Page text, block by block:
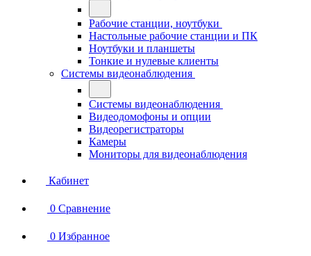
Рабочие станции, ноутбуки
Настольные рабочие станции и ПК
Ноутбуки и планшеты
Тонкие и нулевые клиенты
Системы видеонаблюдения
Системы видеонаблюдения
Видеодомофоны и опции
Видеорегистраторы
Камеры
Мониторы для видеонаблюдения
Кабинет
0 Сравнение
0 Избранное